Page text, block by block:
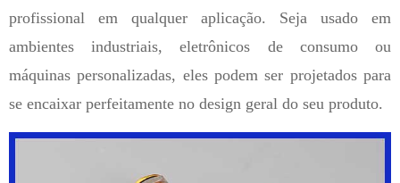
profissional em qualquer aplicação. Seja usado em
ambientes industriais, eletrônicos de consumo ou
máquinas personalizadas, eles podem ser projetados para
se encaixar perfeitamente no design geral do seu produto.